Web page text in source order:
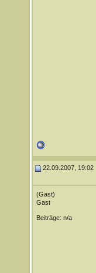
22.09.2007, 19:02
(Gast)
Gast
Beiträge: n/a